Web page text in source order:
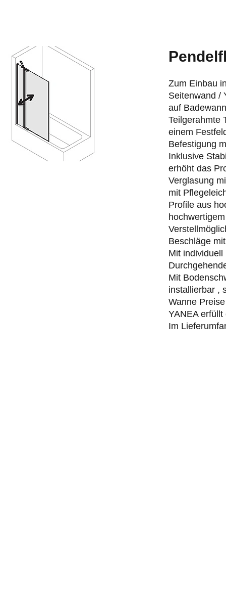
Zum Einbau
Seitenwand /
auf
Teilgerahmte
einem
Befestigung
Inklusive
erhöht das
Verglasung
mit
Profile aus
Beschläge
Mit
Mit
installierbar ,
Wanne
YANEA
Im